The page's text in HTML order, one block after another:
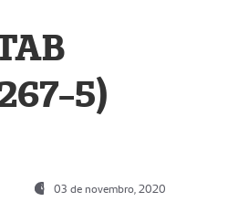
5)
03 de novembro, 2020